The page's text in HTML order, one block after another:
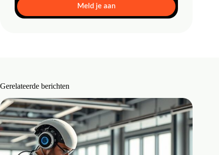
Meld je aan
Gerelateerde berichten